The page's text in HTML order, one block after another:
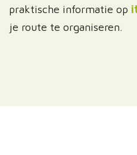
praktische informatie op
je route te organiseren.